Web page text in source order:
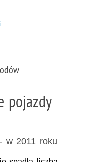
pojazdy
w 2011 roku